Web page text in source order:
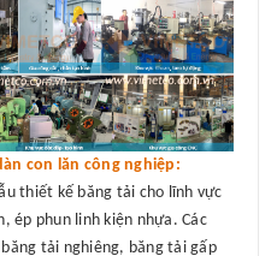
con lăn công nghiệp:
thiết kế băng tải cho lĩnh vực
ép phun linh kiện nhựa. Các
tải nghiêng, băng tải gấp